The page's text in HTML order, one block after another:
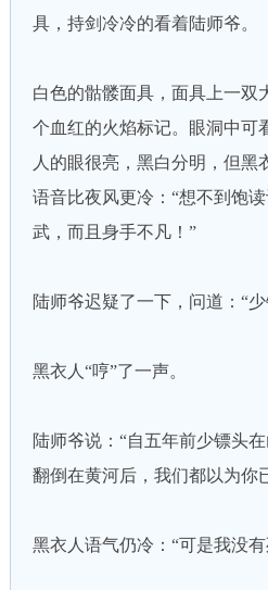
具，持剑冷冷的看着陆师爷。
白色的骷髅面具，面具上一双
个血红的火焰标记。眼洞中可
人的眼很亮，黑白分明，但黑
语音比夜风更冷：“想不到饱
武，而且身手不凡！”
陆师爷迟疑了一下，问道：“
黑衣人“哼”了一声。
陆师爷说：“自五年前少镖头
翻倒在黄河后，我们都以为你
黑衣人语气仍冷：“可是我没